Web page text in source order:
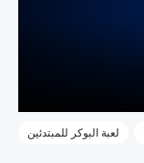
لعبة البوكر للمبتدئين